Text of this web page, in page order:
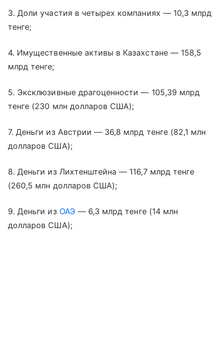
3. Доли участия в четырех компаниях — 10,3 млрд
тенге;
4. Имущественные активы в Казахстане — 158,5
млрд тенге;
5. Эксклюзивные драгоценности — 105,39 млрд
тенге (230 млн долларов США);
7. Деньги из Австрии — 36,8 млрд тенге (82,1 млн
долларов США);
8. Деньги из Лихтенштейна — 116,7 млрд тенге
(260,5 млн долларов США);
9. Деньги из ОАЭ — 6,3 млрд тенге (14 млн
долларов США);